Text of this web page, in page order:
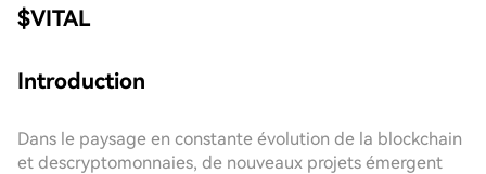
$VITAL
Introduction
Dans le paysage en constante évolution de la blockchain
et descryptomonnaies, de nouveaux projets émergent